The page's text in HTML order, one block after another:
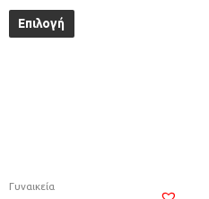
Επιλογή
Γυναικεία